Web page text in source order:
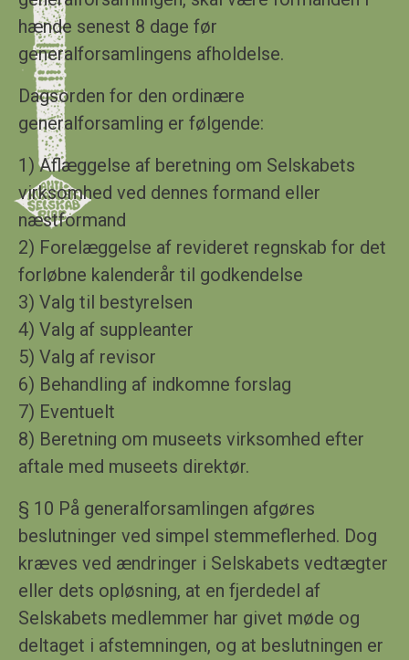
hænde senest 8 dage før
generalforsamlingens afholdelse.
Dagsorden for den ordinære
generalforsamling er følgende:
1) Aflæggelse af beretning om Selskabets
virksomhed ved dennes formand eller
næstformand
2) Forelæggelse af revideret regnskab for det
forløbne kalenderår til godkendelse
3) Valg til bestyrelsen
4) Valg af suppleanter
5) Valg af revisor
6) Behandling af indkomne forslag
7) Eventuelt
8) Beretning om museets virksomhed efter
aftale med museets direktør.
§ 10 På generalforsamlingen afgøres
beslutninger ved simpel stemmeflerhed. Dog
kræves ved ændringer i Selskabets vedtægter
eller dets opløsning, at en fjerdedel af
Selskabets medlemmer har givet møde og
deltaget i afstemningen, og at beslutningen er